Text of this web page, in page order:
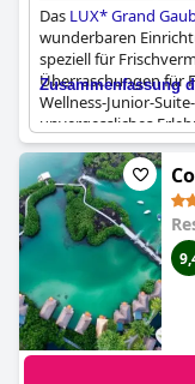
Das LUX* Grand
wunderbaren
speziell für
Überraschungen für
Wellness-Junior-
unvergessliches
herrliche
vorgegebene
war das
unvergessliche
Zusammenfassung